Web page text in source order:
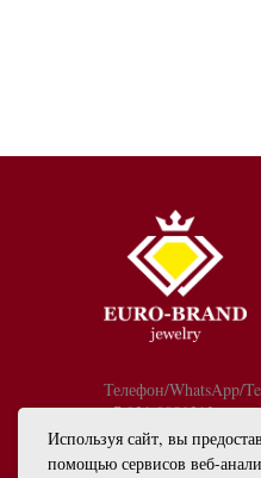
Используя сайт, вы
помощью сервисов веб-
Телефон/WhatsApp/
+7 921 9081213
График работы: с
info@euro-brand.ru